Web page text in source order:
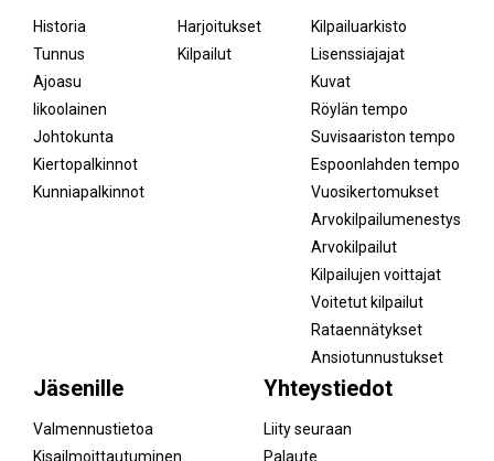
Historia
Tunnus
Ajoasu
Iikoolainen
Johtokunta
Kiertopalkinnot
Kunniapalkinnot
Harjoitukset
Kilpailut
Kilpailuarkisto
Lisenssiajajat
Kuvat
Röylän tempo
Suvisaariston tempo
Espoonlahden tempo
Vuosikertomukset
Arvokilpailumenestys
Arvokilpailut
Kilpailujen voittajat
Voitetut kilpailut
Rataennätykset
Ansiotunnustukset
Jäsenille
Valmennustietoa
Kisailmoittautuminen
Yhteystiedot
Liity seuraan
Palaute